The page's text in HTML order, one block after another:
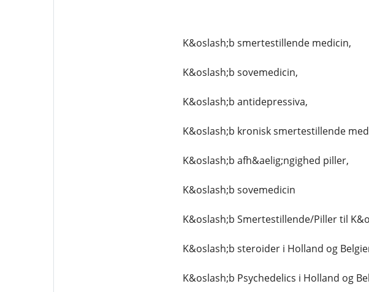
K&oslash;b smertestillende medicin,
K&oslash;b sovemedicin,
K&oslash;b antidepressiva,
K&oslash;b kronisk smertestillende
K&oslash;b afh&aelig;ngighed piller,
K&oslash;b sovemedicin
K&oslash;b Smertestillende/Piller til
K&oslash;b steroider i Holland og
K&oslash;b Psychedelics i Holland og